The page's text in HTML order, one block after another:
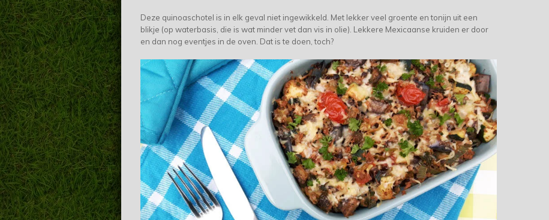
Deze quinoaschotel is in elk geval niet ingewikkeld. Met lekker veel groente en tonijn uit een
blikje (op waterbasis, die is wat minder vet dan vis in olie). Lekkere Mexicaanse kruiden er door
en dan nog eventjes in de oven. Dat is te doen, toch?